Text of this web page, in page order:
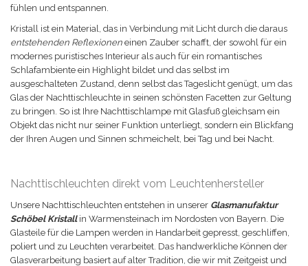
fühlen und entspannen.
Kristall ist ein Material, das in Verbindung mit Licht durch die daraus
entstehenden Reflexionen einen Zauber schafft, der sowohl für ein
modernes puristisches Interieur als auch für ein romantisches
Schlafambiente ein Highlight bildet und das selbst im
ausgeschalteten Zustand, denn selbst das Tageslicht genügt, um das
Glas der Nachttischleuchte in seinen schönsten Facetten zur Geltung
zu bringen. So ist Ihre Nachttischlampe mit Glasfuß gleichsam ein
Objekt das nicht nur seiner Funktion unterliegt, sondern ein Blickfang
der Ihren Augen und Sinnen schmeichelt, bei Tag und bei Nacht.
Nachttischleuchten direkt vom Leuchtenhersteller
Unsere Nachttischleuchten entstehen in unserer Glasmanufaktur
Schöbel Kristall in Warmensteinach im Nordosten von Bayern. Die
Glasteile für die Lampen werden in Handarbeit gepresst, geschliffen,
poliert und zu Leuchten verarbeitet. Das handwerkliche Können der
Glasverarbeitung basiert auf alter Tradition, die wir mit Zeitgeist und